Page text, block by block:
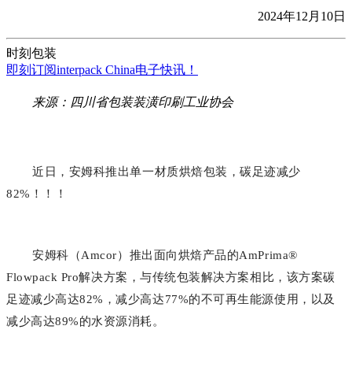
2024年12月10日
时刻包装
即刻订阅interpack China电子快讯！
来源：四川省包装装潢印刷工业协会
近日，安姆科推出单一材质烘焙包装，碳足迹减少
82%！！！
安姆科（Amcor）推出面向烘焙产品的AmPrima®
Flowpack Pro解决方案，与传统包装解决方案相比，该方案碳
足迹减少高达82%，减少高达77%的不可再生能源使用，以及
减少高达89%的水资源消耗。